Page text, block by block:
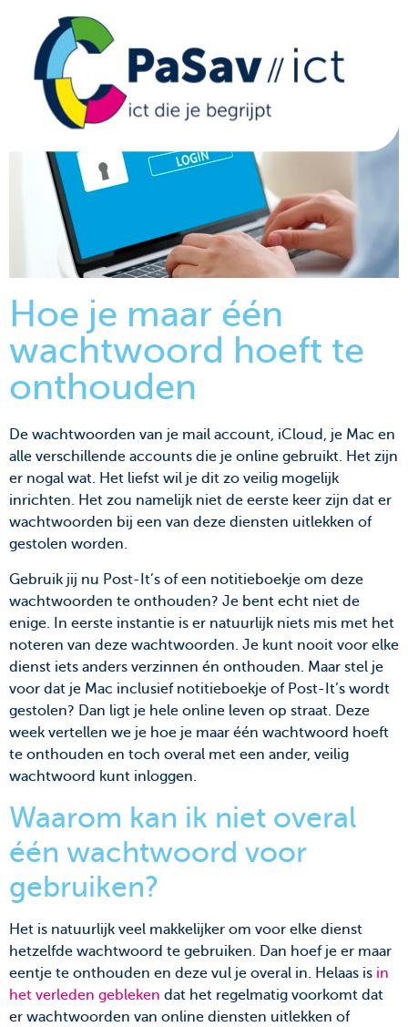
Hoe je maar één
wachtwoord hoeft te
onthouden
De wachtwoorden van je mail account, iCloud, je Mac en
alle verschillende accounts die je online gebruikt. Het zijn
er nogal wat. Het liefst wil je dit zo veilig mogelijk
inrichten. Het zou namelijk niet de eerste keer zijn dat er
wachtwoorden bij een van deze diensten uitlekken of
gestolen worden.
Gebruik jij nu Post-It’s of een notitieboekje om deze
wachtwoorden te onthouden? Je bent echt niet de
enige. In eerste instantie is er natuurlijk niets mis met het
noteren van deze wachtwoorden. Je kunt nooit voor elke
dienst iets anders verzinnen én onthouden. Maar stel je
voor dat je Mac inclusief notitieboekje of Post-It’s wordt
gestolen? Dan ligt je hele online leven op straat. Deze
week vertellen we je hoe je maar één wachtwoord hoeft
te onthouden en toch overal met een ander, veilig
wachtwoord kunt inloggen.
Waarom kan ik niet overal
één wachtwoord voor
gebruiken?
Het is natuurlijk veel makkelijker om voor elke dienst
hetzelfde wachtwoord te gebruiken. Dan hoef je er maar
eentje te onthouden en deze vul je overal in. Helaas is in
het verleden gebleken dat het regelmatig voorkomt dat
er wachtwoorden van online diensten uitlekken of